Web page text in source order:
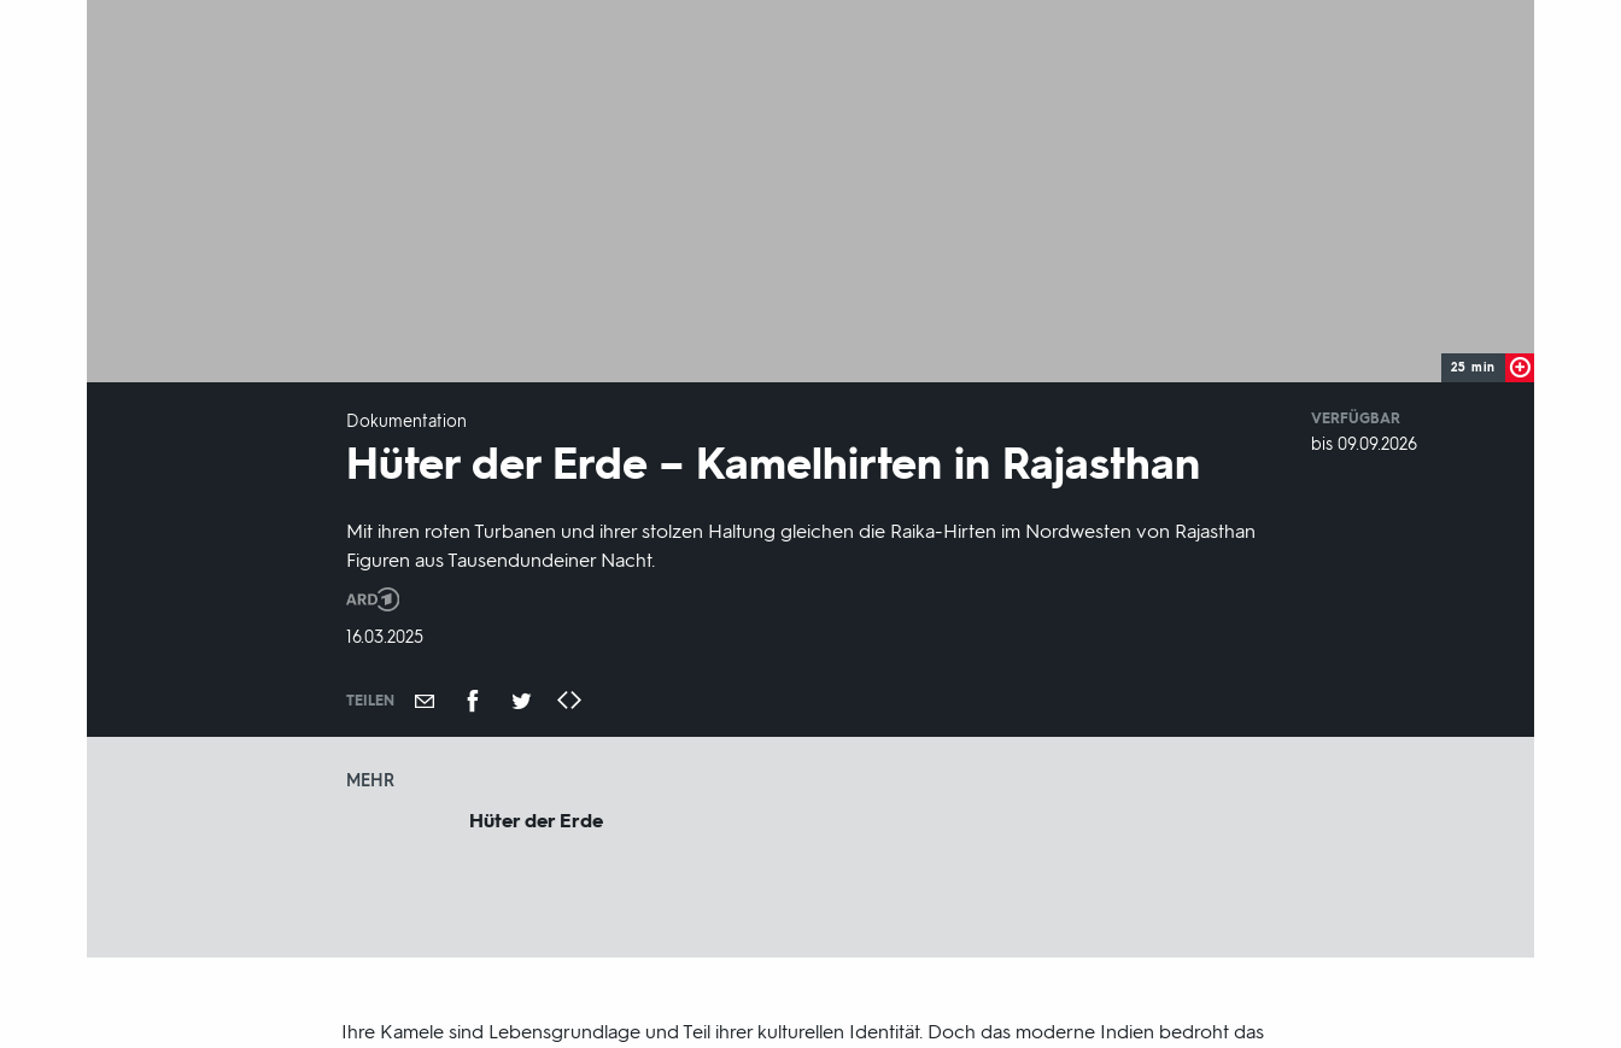
25 min
Dokumentation
Hüter der Erde – Kamelhirten in Rajasthan
Mit ihren roten Turbanen und ihrer stolzen Haltung gleichen die Raika-Hirten im Nordwesten von Rajasthan
Figuren aus Tausendundeiner Nacht.
Produktionsland
und
DATUM:
16.03.2025
TEILEN
VERFÜGBAR
weltweit
VERFÜGBAR
bis 09.09.2026
MEHR
Hüter der Erde
Ihre Kamele sind Lebensgrundlage und Teil ihrer kulturellen Identität. Doch das moderne Indien bedroht das